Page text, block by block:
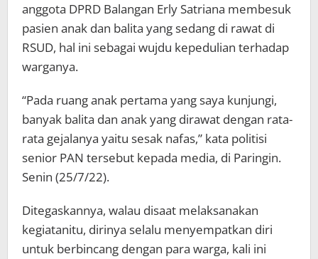
anggota DPRD Balangan Erly Satriana membesuk
pasien anak dan balita yang sedang di rawat di
RSUD, hal ini sebagai wujdu kepedulian terhadap
warganya.
“Pada ruang anak pertama yang saya kunjungi,
banyak balita dan anak yang dirawat dengan rata-
rata gejalanya yaitu sesak nafas,” kata politisi
senior PAN tersebut kepada media, di Paringin.
Senin (25/7/22).
Ditegaskannya, walau disaat melaksanakan
kegiatanitu, dirinya selalu menyempatkan diri
untuk berbincang dengan para warga, kali ini